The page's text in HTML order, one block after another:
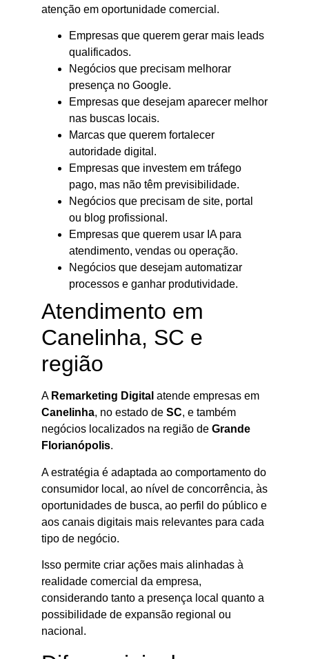
atenção em oportunidade comercial.
Empresas que querem gerar mais leads
qualificados.
Negócios que precisam melhorar
presença no Google.
Empresas que desejam aparecer melhor
nas buscas locais.
Marcas que querem fortalecer
autoridade digital.
Empresas que investem em tráfego
pago, mas não têm previsibilidade.
Negócios que precisam de site, portal
ou blog profissional.
Empresas que querem usar IA para
atendimento, vendas ou operação.
Negócios que desejam automatizar
processos e ganhar produtividade.
Atendimento em
Canelinha, SC e
região
A Remarketing Digital atende empresas em
Canelinha, no estado de SC, e também
negócios localizados na região de Grande
Florianópolis.
A estratégia é adaptada ao comportamento do
consumidor local, ao nível de concorrência, às
oportunidades de busca, ao perfil do público e
aos canais digitais mais relevantes para cada
tipo de negócio.
Isso permite criar ações mais alinhadas à
realidade comercial da empresa,
considerando tanto a presença local quanto a
possibilidade de expansão regional ou
nacional.